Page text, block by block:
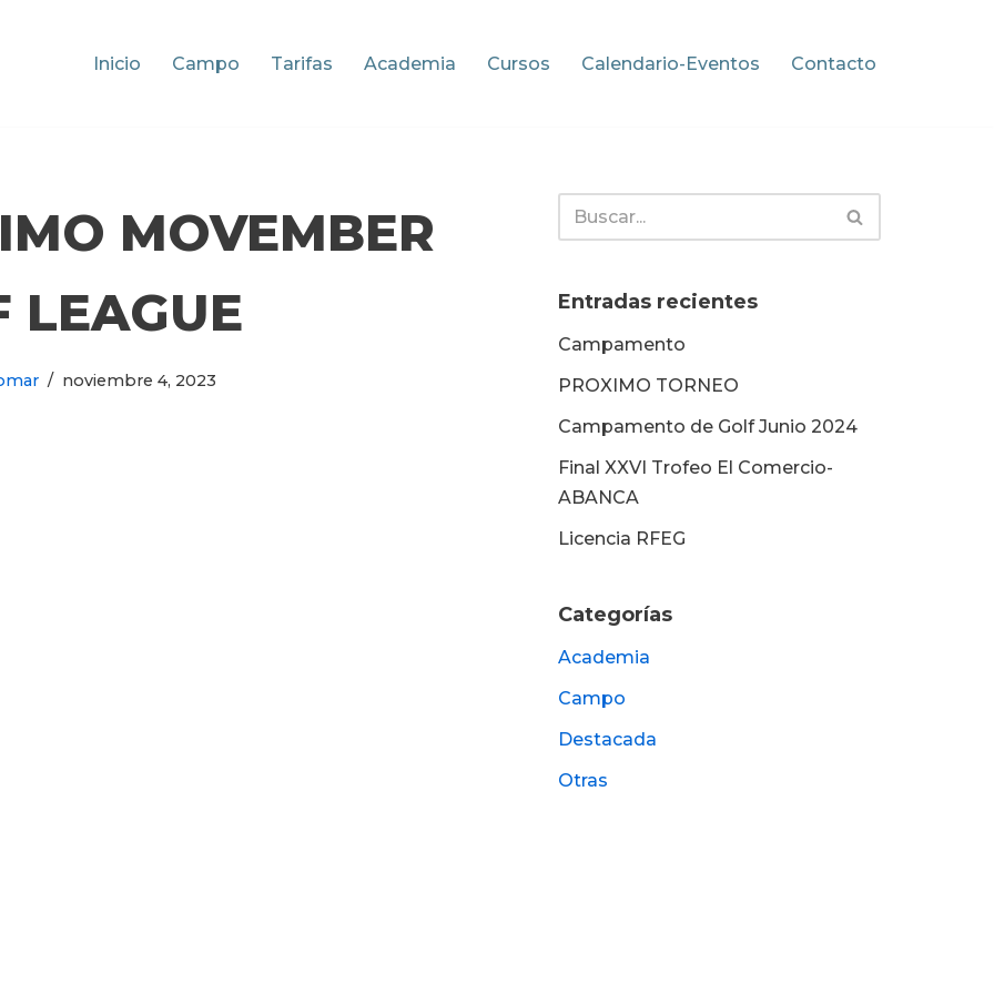
Inicio Campo Tarifas Academia Cursos Calendario-Eventos Contacto
MOVEMBER
LEAGUE
noviembre 4, 2023
Entradas recientes
Campamento
PROXIMO TORNEO
Campamento de Golf Junio 2024
Final XXVI Trofeo El Comercio-
ABANCA
Licencia RFEG
Categorías
Academia
Campo
Destacada
Otras